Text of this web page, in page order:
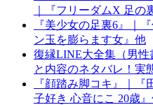
｜『フリーダムX 足の
『美少女の足裏6』｜
ン玉を膨らます女』他
復縁LINE大全集（男性
と内容のネタバレ！実
『顔踏み脚コキ』｜
子好き 心音にこ 20歳